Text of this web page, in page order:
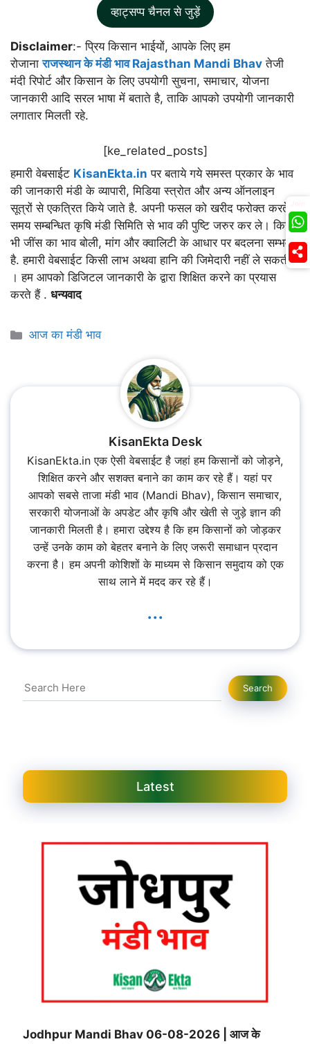
व्हाट्सप्प चैनल से जुड़ें
Disclaimer:- प्रिय किसान भाईयों, आपके लिए हम
रोजानाराजस्थान के मंडी भाव Rajasthan Mandi Bhav तेजी
मंदी रिपोर्ट और किसान के लिए उपयोगी सुचना, समाचार, योजना
जानकारी आदि सरल भाषा में बताते है, ताकि आपको उपयोगी जानकारी
लगातार मिलती रहे.
[ke_related_posts]
हमारी वेबसाईट KisanEkta.in पर बताये गये समस्त प्रकार के भाव
की जानकारी मंडी के व्यापारी, मिडिया स्त्रोत और अन्य ऑनलाइन
सूत्रों से एकत्रित किये जाते है. अपनी फसल को खरीद फरोक्त करते
समय सम्बन्धित कृषि मंडी सिमिति से भाव की पुष्टि जरुर कर ले। किसी
भी जींस का भाव बोली, मांग और क्वालिटी के आधार पर बदलना सम्भव
है. हमारी वेबसाईट किसी लाभ अथवा हानि की जिमेदारी नहीं ले सकती
। हम आपको डिजिटल जानकारी के द्वारा शिक्षित करने का प्रयास
करते हैं . धन्यवाद
Categories
आज का मंडी भाव
KisanEkta Desk
KisanEkta.in एक ऐसी वेबसाईट है जहां हम किसानों को जोड़ने,
शिक्षित करने और सशक्त बनाने का काम कर रहे हैं। यहां पर
आपको सबसे ताजा मंडी भाव (Mandi Bhav), किसान समाचार,
सरकारी योजनाओं के अपडेट और कृषि और खेती से जुड़े ज्ञान की
जानकारी मिलती है। हमारा उद्देश्य है कि हम किसानों को जोड़कर
उन्हें उनके काम को बेहतर बनाने के लिए जरूरी समाधान प्रदान
करना है। हम अपनी कोशिशों के माध्यम से किसान समुदाय को एक
साथ लाने में मदद कर रहे हैं।
...
Search Search
Latest
Jodhpur Mandi Bhav 06-08-2026 | आज के